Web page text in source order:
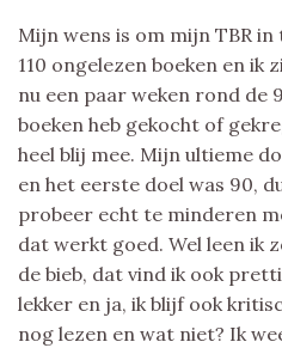
Mijn wens is om mijn TBR
110 ongelezen boeken en ik
nu een paar weken rond de
boeken heb gekocht of
heel blij mee. Mijn ultieme
en het eerste doel was 90,
probeer echt te minderen
dat werkt goed. Wel leen ik
de bieb, dat vind ik ook
lekker en ja, ik blijf ook
nog lezen en wat niet? Ik